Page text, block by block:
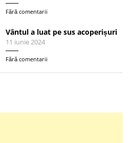
Fără comentarii
Vântul a luat pe sus acoperișuri
11 iunie 2024
Fără comentarii